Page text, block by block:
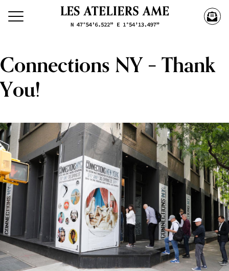
Connections NY – Thank
You!